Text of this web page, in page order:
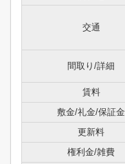
交通
間取り/詳細
賃料
敷金/礼金/保証金
更新料
権利金/雑費